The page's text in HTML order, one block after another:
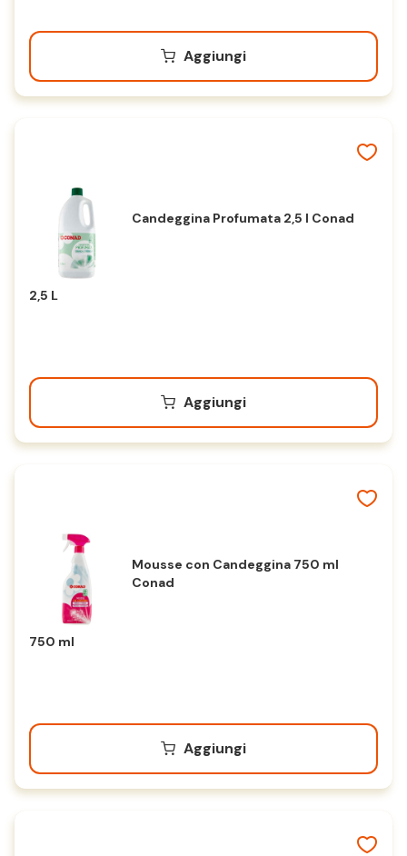
Aggiungi
Candeggina Profumata 2,5 l Conad
2,5 L
Aggiungi
Mousse con Candeggina 750 ml
Conad
750 ml
Aggiungi